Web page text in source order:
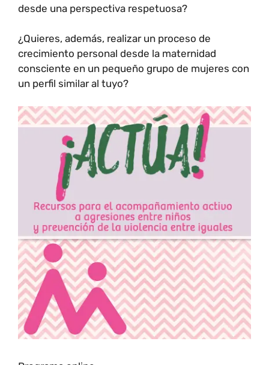
desde una perspectiva respetuosa?
¿Quieres, además, realizar un proceso de
crecimiento personal desde la maternidad
consciente en un pequeño grupo de mujeres con
un perfil similar al tuyo?